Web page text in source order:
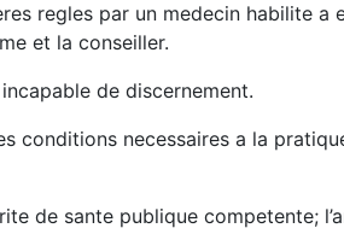
regles par un medecin habilite a
et la conseiller.
de discernement.
conditions necessaires a la
de sante publique competente;